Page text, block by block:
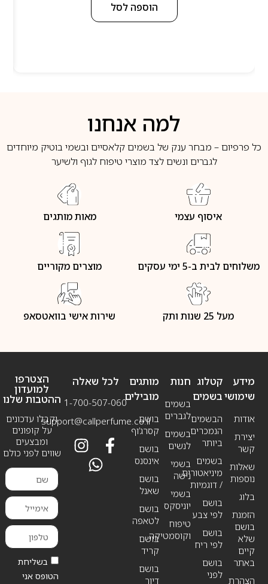
הוספה לסל
למה אנחנו
כל פרפיום – מבחר ענק של בשמים קלאסיים ובשמי בוטיק מיוחדים
לגברים ונשים לצד מוצרי טיפוח לגוף ולשיער
איסוף עצמי מאות מותגים
משלוחים לבית ב-5 ימי עסקים מוצרים מקוריים
מעל 25 שנות ותק שירות אישי בוואטסאפ
מידע
שימושי
אודות
יצירת
קשר
שאלות
נוספות
בלוג
הזמנת
בושם
שלא
קיים
באתר
הצהרת
חנות
בשמים
לגברים
בשמים
לנשים
בשמי
נישה
בשמי
יוניסקס
טיפוח
וקוסמטיקה
קטלוג
בשמים
הבשמים
הנמכרים
ביותר
בשמים
מיניאטורים
/ דוגמיות
בושם
לפי צבע
בושם
לפי ריח
בושם
לפני
מותגים
מובילים
בושם
קסרג’וף
בושם
אינסנס
בושם
שאנל
בושם
לטאפה
בושם
קריד
בושם
דיור
לכל שאלה
1-700-507-060
support@callperfume.co.il
הצטרפו
למועדון
ההטבות שלנו
וקבלו עדכונים
על קופונים
ומבצעים
שווים לפני כולם
בשליחת
הטופס אני